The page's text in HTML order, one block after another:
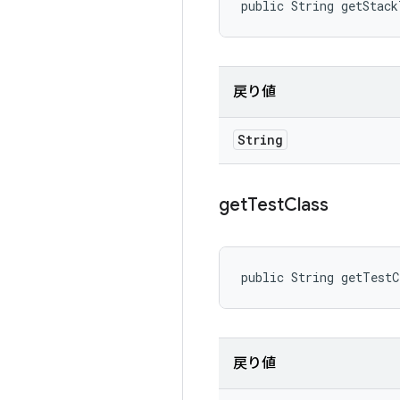
public String
戻り値
String
getTestClass
public String
戻り値